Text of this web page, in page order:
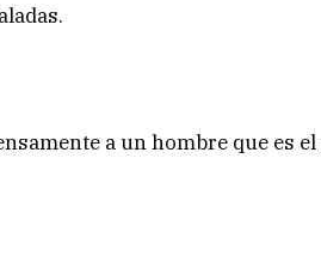
a un hombre que es